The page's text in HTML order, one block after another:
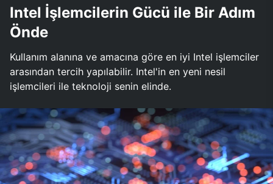
Intel İşlemcilerin Gücü ile Bir Adım
Önde
Kullanım alanına ve amacına göre en iyi Intel işlemciler
arasından tercih yapılabilir. Intel'in en yeni nesil
işlemcileri ile teknoloji senin elinde.